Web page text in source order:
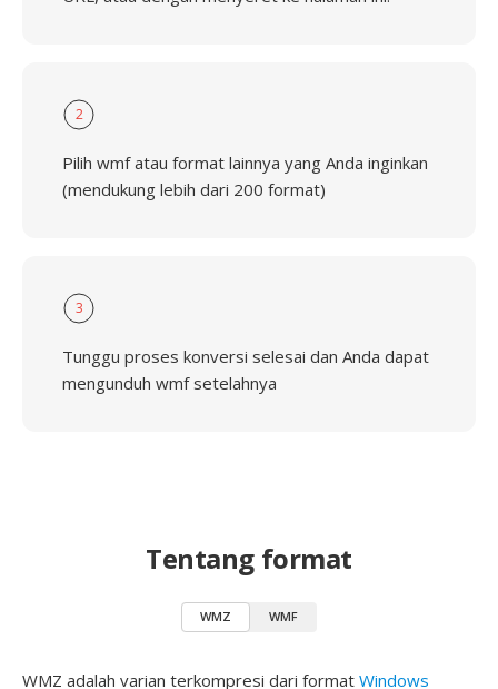
2
Pilih wmf atau format lainnya yang Anda inginkan
(mendukung lebih dari 200 format)
3
Tunggu proses konversi selesai dan Anda dapat
mengunduh wmf setelahnya
Tentang format
WMZ WMF
WMZ adalah varian terkompresi dari format Windows